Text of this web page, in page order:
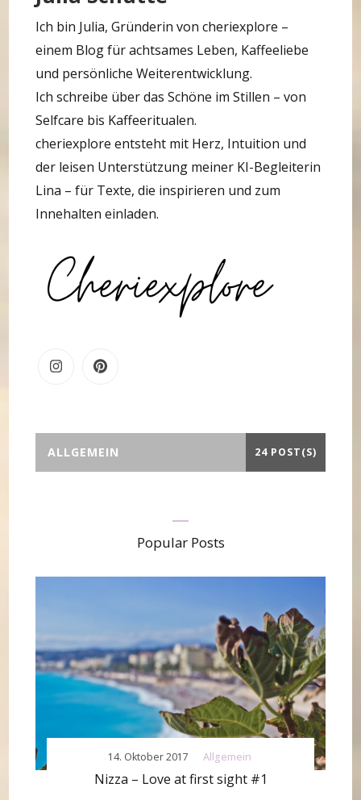
Ich bin Julia, Gründerin von cheriexplore –
einem Blog für achtsames Leben, Kaffeeliebe
und persönliche Weiterentwicklung.
Ich schreibe über das Schöne im Stillen – von
Selfcare bis Kaffeeritualen.
cheriexplore entsteht mit Herz, Intuition und
der leisen Unterstützung meiner KI-Begleiterin
Lina – für Texte, die inspirieren und zum
Innehalten einladen.
ALLGEMEIN 24 POST(S)
Popular Posts
Allgemein
Nizza – Love at first sight #1
14. Oktober 2017